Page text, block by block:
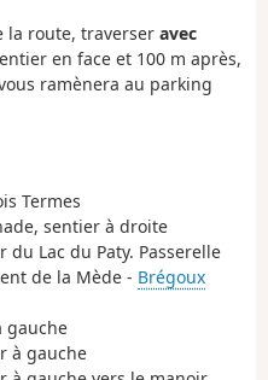
la route, traverser avec
en face et 100 m après,
ramènera au parking
Termes
sentier à droite
du Lac du Paty. Passerelle
de la Mède - Brégoux
gauche
à gauche